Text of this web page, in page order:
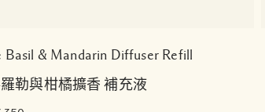
Basil & Mandarin Diffuser Refill
勒與柑橘擴香 補充液